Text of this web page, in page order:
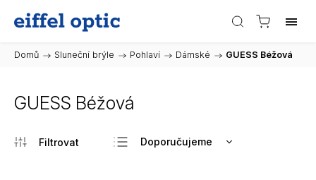
Domů / Sluneční brýle / Pohlaví / Dámské / GUESS Béžová
GUESS Béžová
Doporučujeme